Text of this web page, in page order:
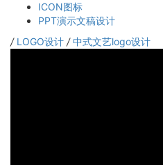
ICON图标
PPT演示文稿设计
/ LOGO设计 / 中式文艺logo设计